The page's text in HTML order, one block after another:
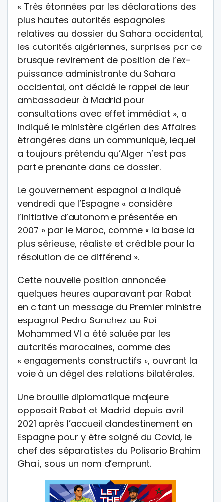
« Très étonnées par les déclarations des
plus hautes autorités espagnoles
relatives au dossier du Sahara occidental,
les autorités algériennes, surprises par ce
brusque revirement de position de l’ex-
puissance administrante du Sahara
occidental, ont décidé le rappel de leur
ambassadeur à Madrid pour
consultations avec effet immédiat », a
indiqué le ministère algérien des Affaires
étrangères dans un communiqué, lequel
a toujours prétendu qu’Alger n’est pas
partie prenante dans ce dossier.
Le gouvernement espagnol a indiqué
vendredi que l’Espagne « considère
l’initiative d’autonomie présentée en
2007 » par le Maroc, comme « la base la
plus sérieuse, réaliste et crédible pour la
résolution de ce différend ».
Cette nouvelle position annoncée
quelques heures auparavant par Rabat
en citant un message du Premier ministre
espagnol Pedro Sanchez au Roi
Mohammed VI a été saluée par les
autorités marocaines, comme des
« engagements constructifs », ouvrant la
voie à un dégel des relations bilatérales.
Une brouille diplomatique majeure
opposait Rabat et Madrid depuis avril
2021 après l’accueil clandestinement en
Espagne pour y être soigné du Covid, le
chef des séparatistes du Polisario Brahim
Ghali, sous un nom d’emprunt.